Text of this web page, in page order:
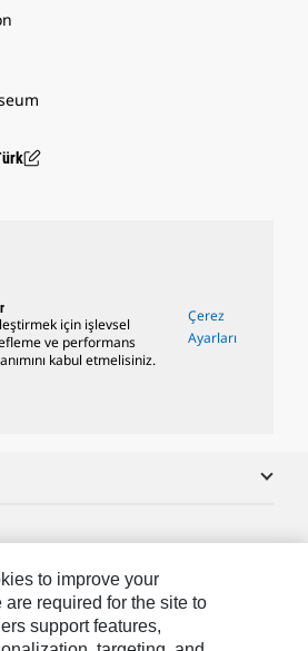
için işlevsel
ve performans
kabul etmelisiniz.
Çerez
Ayarları
Ve Iletişim
to improve your
required for the site to
support features,